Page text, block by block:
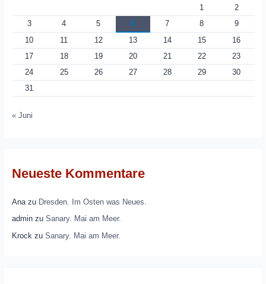
1
2
3
4 5 6 7 8
9
10
11 12 13 14 15
16
17
18 19 20 21 22
23
24
25 26 27 28 29
30
31
« Juni
Neueste Kommentare
Anazu Dresden. Im Osten was Neues.
adminzu Sanary. Mai am Meer.
Krock zu Sanary. Mai am Meer.